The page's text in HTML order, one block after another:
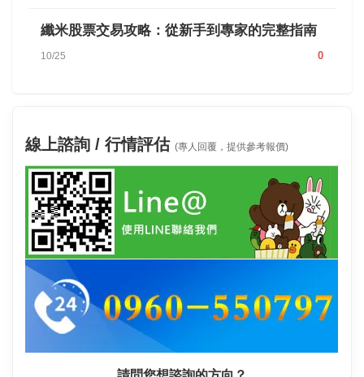
纖米股票交易攻略：從新手到專家的完整指南
10/25 0
線上諮詢 / 行情評估 (專人回覆，提供參考報價)